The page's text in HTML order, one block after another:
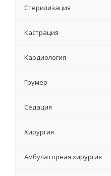
Стерилизация
Кастрация
Кардиология
Грумер
Седация
Хирургия
Амбулаторная хирургия